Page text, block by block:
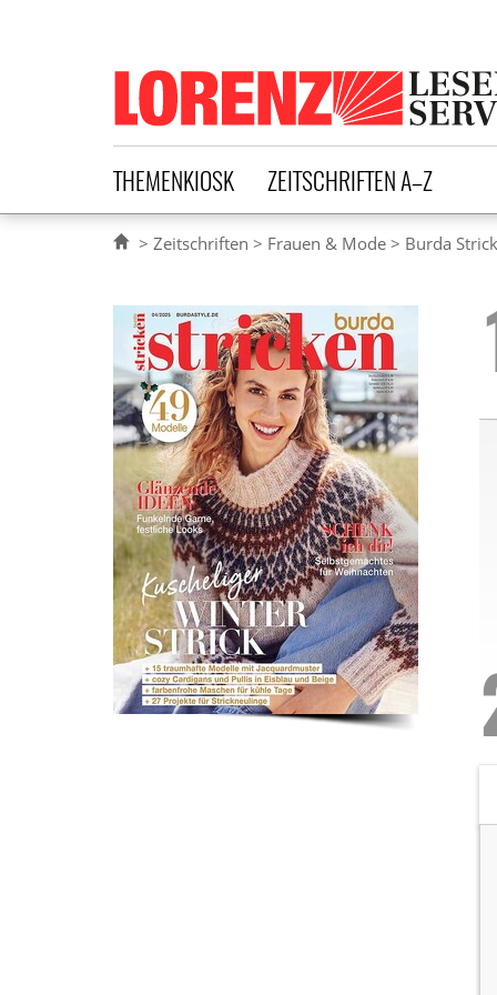
Lorenz Leserservice
THEMENKIOSK ZEITSCHRIFTEN A–Z
Zeitschriften Frauen & Mode Burda